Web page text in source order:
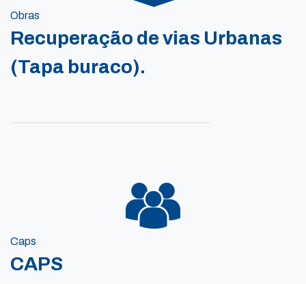
Obras
Recuperação de vias Urbanas
(Tapa buraco).
Caps
CAPS